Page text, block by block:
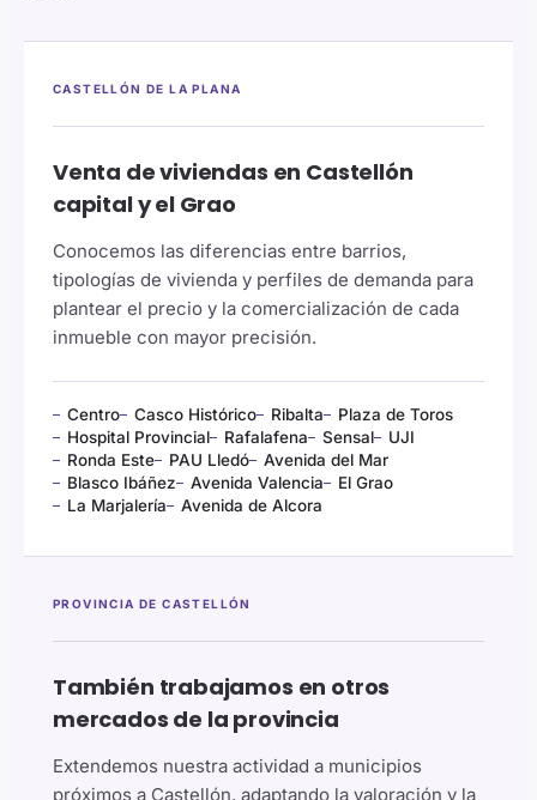
CASTELLÓN DE LA PLANA
Venta de viviendas en Castellón
capital y el Grao
Conocemos las diferencias entre barrios,
tipologías de vivienda y perfiles de demanda para
plantear el precio y la comercialización de cada
inmueble con mayor precisión.
Centro Casco Histórico Ribalta
Plaza de Toros
Hospital Provincial
Rafalafena Sensal
UJI
Ronda Este
PAU Lledó
Avenida del Mar
Blasco Ibáñez
Avenida Valencia
El Grao
La Marjalería
Avenida de Alcora
PROVINCIA DE CASTELLÓN
También trabajamos en otros
mercados de la provincia
Extendemos nuestra actividad a municipios
próximos a Castellón, adaptando la valoración y la